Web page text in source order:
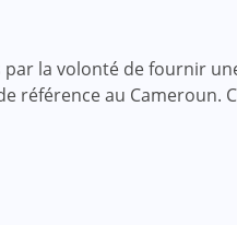
la volonté de fournir
au Cameroun.